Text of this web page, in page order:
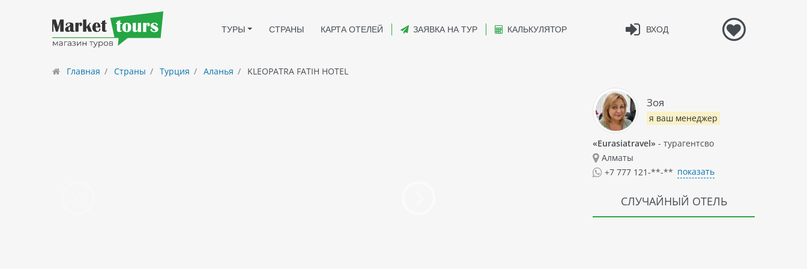
ВХОД
ТУРЫ СТРАНЫ КАРТА ОТЕЛЕЙ ЗАЯВКА НА ТУР КАЛЬКУЛЯТОР
Главная Страны Турция Аланья KLEOPATRA FATIH HOTEL
Зоя
я ваш менеджер
«Eurasiatravel» - турагентсво
Алматы
+7 777 121-**-** показать
СЛУЧАЙНЫЙ ОТЕЛЬ